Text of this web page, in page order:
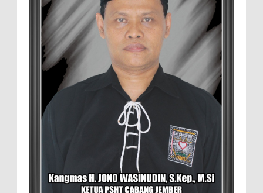
4.000 Petani Hutan Blora Bakal
Digelontor Bantuan CSR Jumbo dan Bibit
Ternak Gratis ‎
‎BLORA – Wakil Bupati Blora Hj. Sri
Setyorini menghadiri Rapat Anggota Tahunan (RAT)
Kelompok Tani Hutan (KTH) Masjid Baitur Mulyo yang
David Iswanto Jabat Ketua Gradasi
Kabupaten Jember 2026-2031
Jajaran Dewan Pengurus DPC Kabupaten
Jember 2025-2031, saat foto bersama
usai acara pelantikan di Gedung Jember Nusantara,